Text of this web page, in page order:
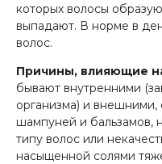
которых волосы
выпадают. В норме в
волос.
Причины, влияющие
бывают внутренними
организма) и внешними,
шампуней и бальзамов,
типу волос или
насыщенной солями